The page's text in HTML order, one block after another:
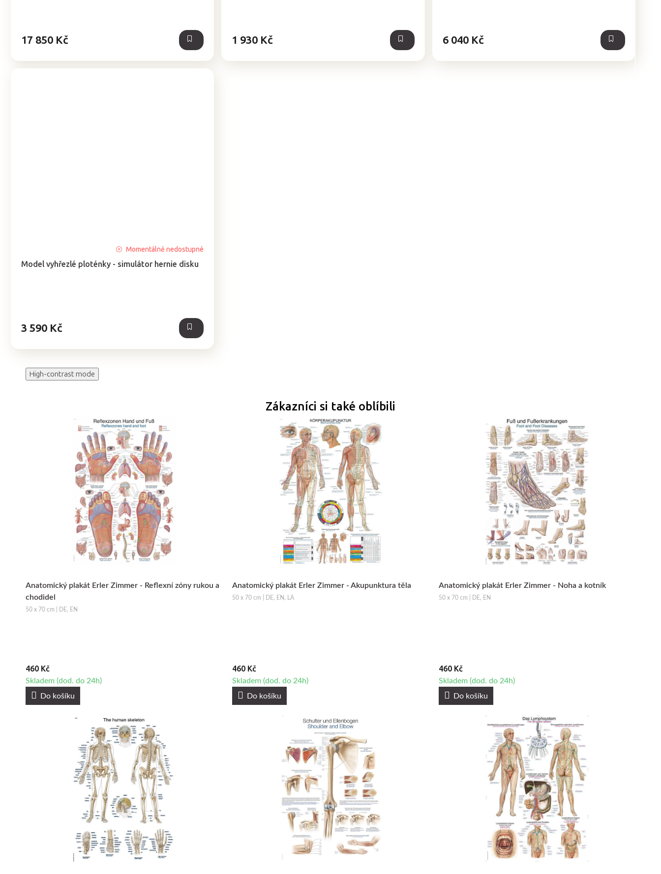
17 850 Kč 1 930 Kč 6 040 Kč
Model vyhřezlé ploténky - simulátor hernie disku
hodnocení
produktu
Momentálně nedostupné
3 590 Kč
High-contrast mode
Zákazníci si také oblíbili
Anatomický plakát Erler Zimmer - Reflexní zóny rukou a
chodidel
50 x 70 cm | DE, EN
460 Kč
Skladem (dod. do 24h)
Do košíku
Anatomický plakát Erler Zimmer - Akupunktura těla
50 x 70 cm | DE, EN, LA
460 Kč
Skladem (dod. do 24h)
Do košíku
Anatomický plakát Erler Zimmer - Noha a kotník
50 x 70 cm | DE, EN
460 Kč
Skladem (dod. do 24h)
Do košíku